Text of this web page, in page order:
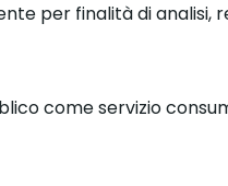
per finalità di
come servizio